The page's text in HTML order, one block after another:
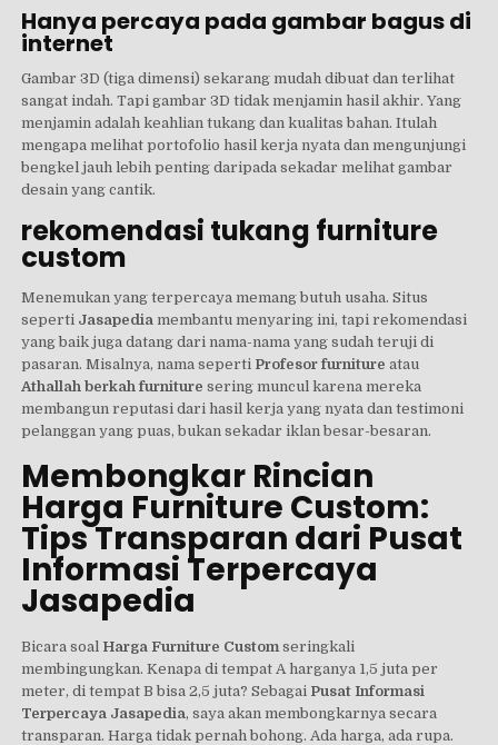
Hanya percaya pada gambar bagus di
internet
Gambar 3D (tiga dimensi) sekarang mudah dibuat dan terlihat
sangat indah. Tapi gambar 3D tidak menjamin hasil akhir. Yang
menjamin adalah keahlian tukang dan kualitas bahan. Itulah
mengapa melihat portofolio hasil kerja nyata dan mengunjungi
bengkel jauh lebih penting daripada sekadar melihat gambar
desain yang cantik.
rekomendasi tukang furniture
custom
Menemukan yang terpercaya memang butuh usaha. Situs
seperti Jasapedia membantu menyaring ini, tapi rekomendasi
yang baik juga datang dari nama-nama yang sudah teruji di
pasaran. Misalnya, nama seperti Profesor furniture atau
Athallah berkah furniture sering muncul karena mereka
membangun reputasi dari hasil kerja yang nyata dan testimoni
pelanggan yang puas, bukan sekadar iklan besar-besaran.
Membongkar Rincian
Harga Furniture Custom:
Tips Transparan dari Pusat
Informasi Terpercaya
Jasapedia
Bicara soal Harga Furniture Custom seringkali
membingungkan. Kenapa di tempat A harganya 1,5 juta per
meter, di tempat B bisa 2,5 juta? Sebagai Pusat Informasi
Terpercaya Jasapedia, saya akan membongkarnya secara
transparan. Harga tidak pernah bohong. Ada harga, ada rupa.